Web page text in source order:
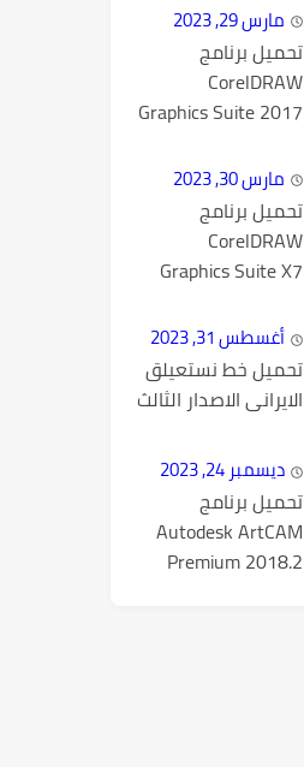
مارس 29, 2023
تحميل برنامج
CorelDRAW
Graphics Suite 2017
مع التفعيل
مارس 30, 2023
تحميل برنامج
CorelDRAW
Graphics Suite X7
أغسطس 31, 2023
تحميل خط نستعيلق
الايرانى الاصدار الثالث
ديسمبر 24, 2023
تحميل برنامج
Autodesk ArtCAM
Premium 2018.2